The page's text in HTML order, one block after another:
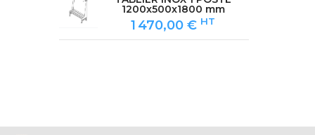
1200x500x1800 mm
1 470,00 € HT